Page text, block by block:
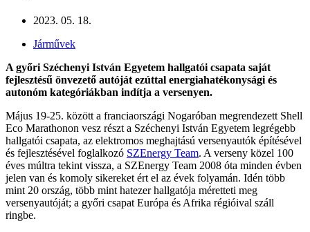
2023. 05. 18.
Járművek
A győri Széchenyi István Egyetem hallgatói csapata saját
fejlesztésű önvezető autóját ezúttal energiahatékonysági és
autonóm kategóriákban indítja a versenyen.
Május 19-25. között a franciaországi Nogaróban megrendezett Shell
Eco Marathonon vesz részt a Széchenyi István Egyetem legrégebb
hallgatói csapata, az elektromos meghajtású versenyautók építésével
és fejlesztésével foglalkozó SZEnergy Team. A verseny közel 100
éves múltra tekint vissza, a SZEnergy Team 2008 óta minden évben
jelen van és komoly sikereket ért el az évek folyamán. Idén több
mint 20 ország, több mint hatezer hallgatója méretteti meg
versenyautóját; a győri csapat Európa és Afrika régióival száll
ringbe.